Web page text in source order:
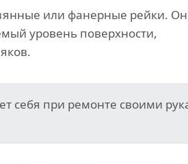
или фанерные рейки.
уровень поверхности,
себя при ремонте своими